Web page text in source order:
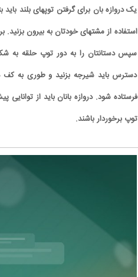
یک دروازه بان برای گرفتن توپهای بلند
استفاده از مشتهای خودتان به بیرون بزنید.
سپس دستانتان را به دور توپ حلقه به
دسترس باید شیرجه بزنید و طوری به کف
فرستاده شود. دروازه بانان باید از
توپ برخوردار باشند.